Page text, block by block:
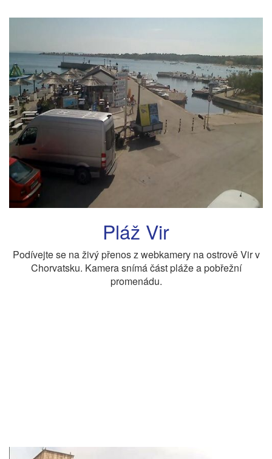
Pláž Vir
Podívejte se na živý přenos z webkamery na ostrově Vir v
Chorvatsku. Kamera snímá část pláže a pobřežní
promenádu.